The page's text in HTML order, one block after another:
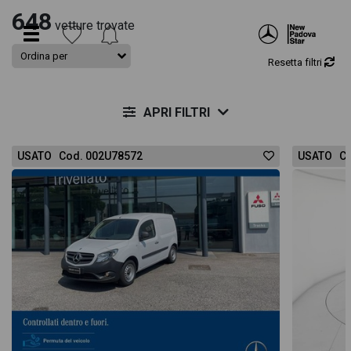
648 vetture trovate
Resetta filtri
APRI FILTRI
USATO Cod. 002U78572 USATO